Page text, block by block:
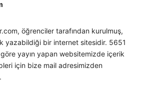
öğrenciler tarafından kurulmuş,
yazabildiği bir internet sitesidir. 5651
göre yayın yapan websitemizde içerik
için bize mail adresimizden